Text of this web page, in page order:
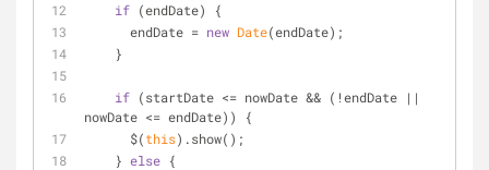
if (endDate) {
      endDate =
new Date(endDate);
    }
if (startDate <= nowDate && (!endDate ||
nowDate <= endDate)) {
      $(
this).show();
    }
else {